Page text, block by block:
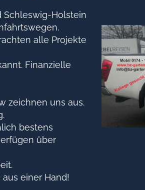
Schleswig-Holstein
alle Projekte
Finanzielle
zeichnen uns aus.
bestens
über
einer Hand!